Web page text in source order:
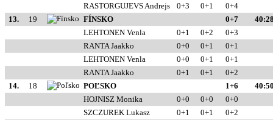
RASTORGUJEVS Andrejs
0+3 0+1
0+4
13.
19 FÍNSKO 0+7
LEHTONEN Venla
0+1 0+2
0+3
RANTA Jaakko
0+0 0+1
0+1
LEHTONEN Venla
0+0 0+1
0+1
RANTA Jaakko
0+1 0+1
0+2
14.
18 POĽSKO 1+6
HOJNISZ Monika
0+0 0+0
0+0
SZCZUREK Lukasz
0+1 0+1
0+2